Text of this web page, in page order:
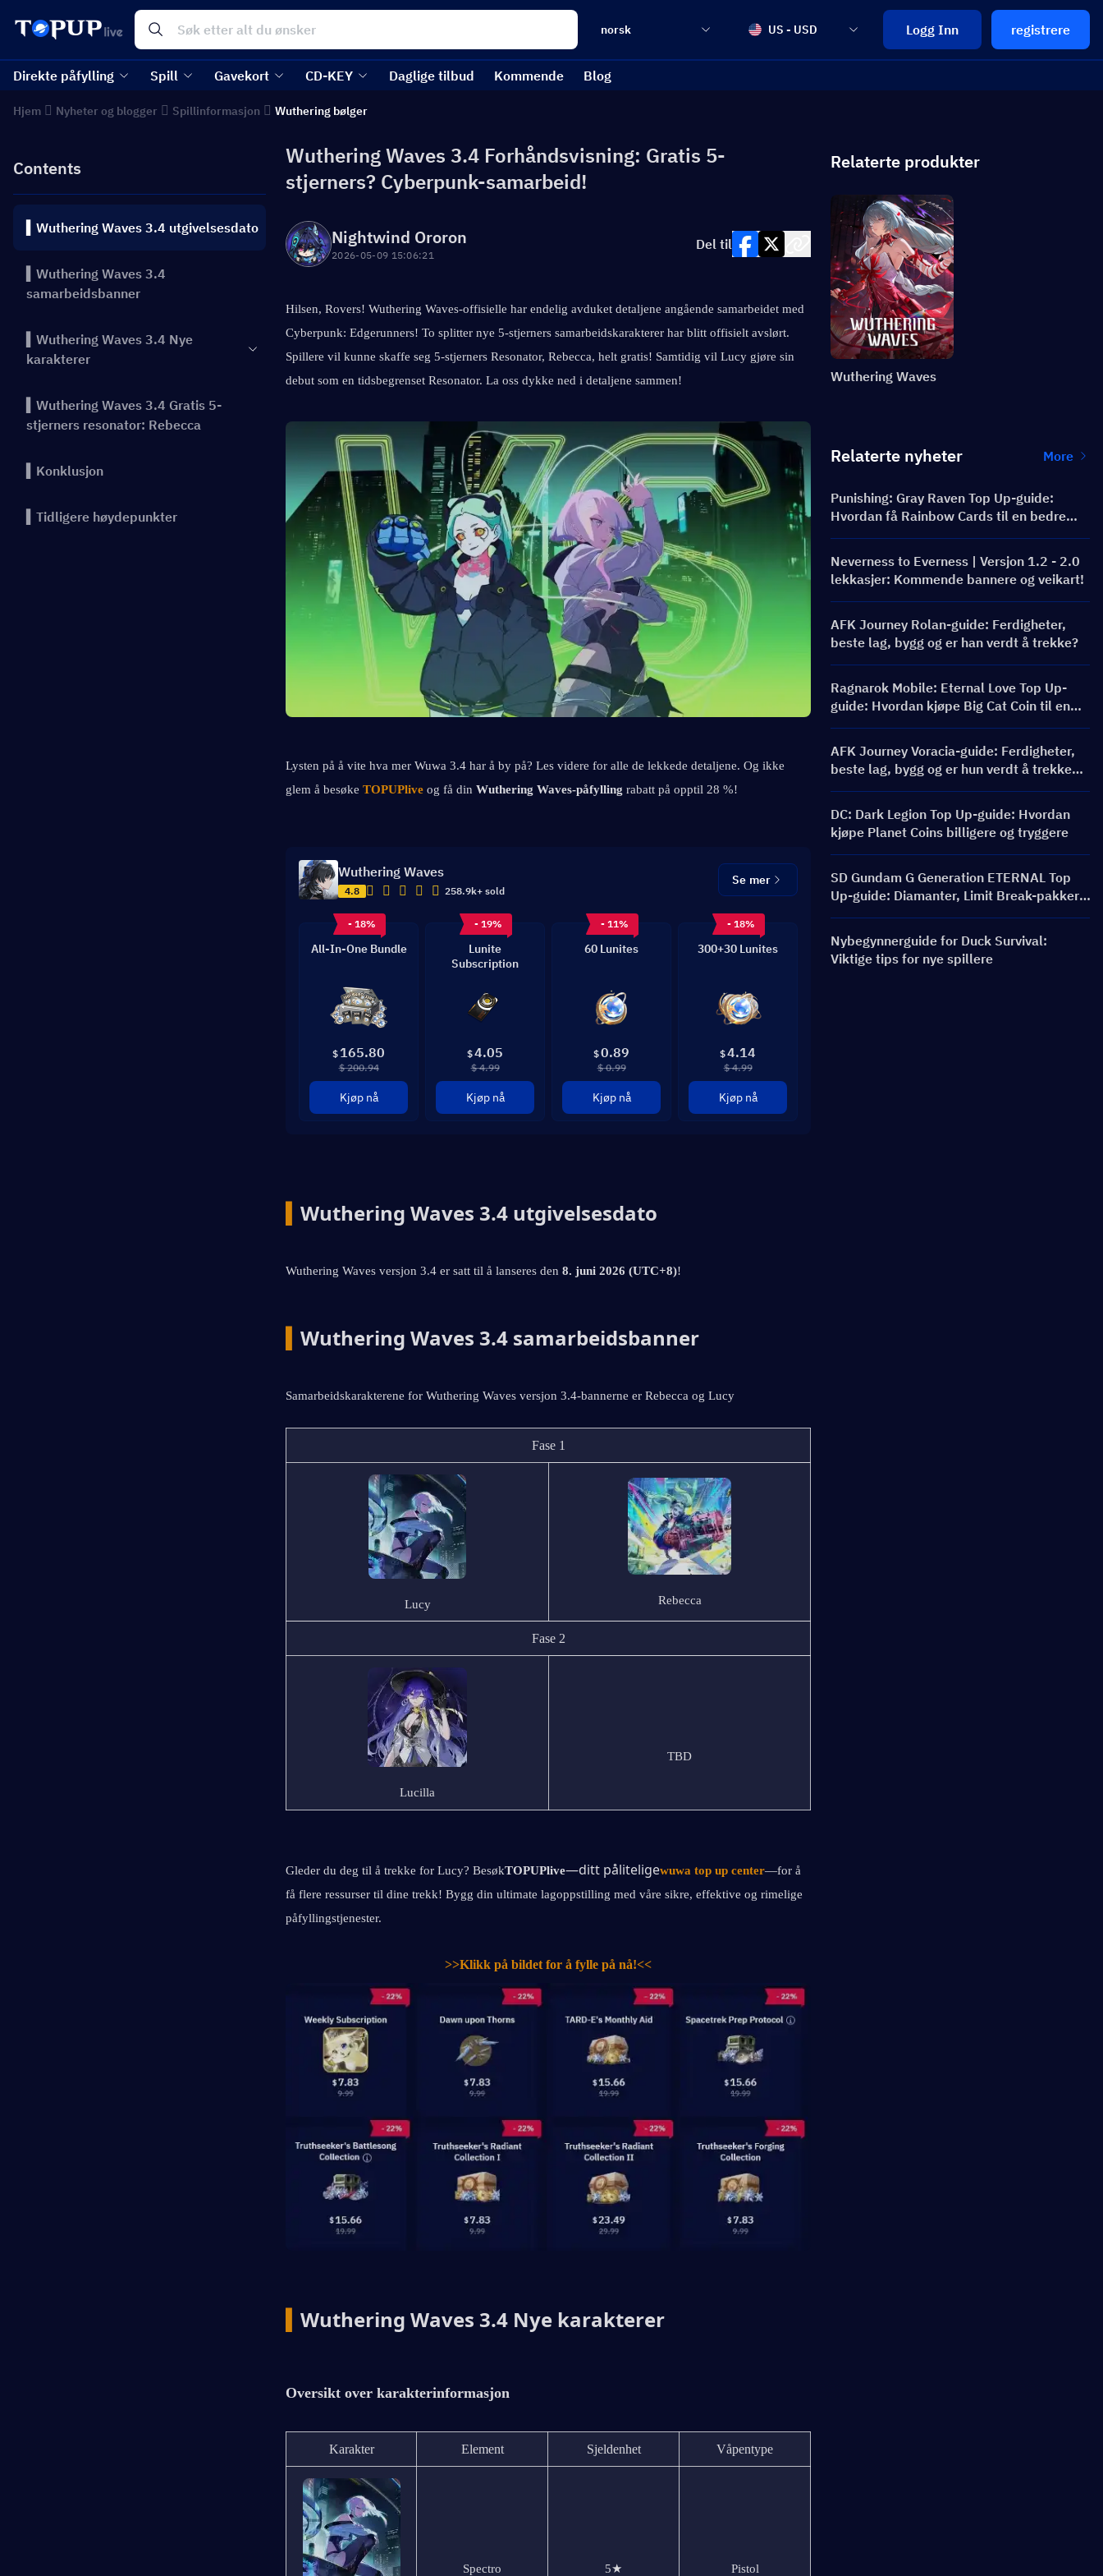
norsk US - USD Logg Inn registrere
Direkte påfylling Spill Gavekort CD-KEY Daglige tilbud Kommende Blog
Hjem Nyheter og blogger Spillinformasjon Wuthering bølger
Contents
▍Wuthering Waves 3.4 utgivelsesdato
▍Wuthering Waves 3.4
samarbeidsbanner
▍Wuthering Waves 3.4 Nye
karakterer
▍Wuthering Waves 3.4 Gratis 5-
stjerners resonator: Rebecca
▍Konklusjon
▍Tidligere høydepunkter
Wuthering Waves 3.4 Forhåndsvisning: Gratis 5-
stjerners? Cyberpunk-samarbeid!
Nightwind Ororon
2026-05-09 15:06:21
Del til
Hilsen, Rovers! Wuthering Waves-offisielle har endelig avduket detaljene angående samarbeidet med
Cyberpunk: Edgerunners! To splitter nye 5-stjerners samarbeidskarakterer har blitt offisielt avslørt.
Spillere vil kunne skaffe seg 5-stjerners Resonator, Rebecca, helt gratis! Samtidig vil Lucy gjøre sin
debut som en tidsbegrenset Resonator. La oss dykke ned i detaljene sammen!
Lysten på å vite hva mer Wuwa 3.4 har å by på? Les videre for alle de lekkede detaljene. Og ikke
glem å besøke TOPUPlive og få din Wuthering Waves-påfylling rabatt på opptil 28 %!
Wuthering Waves
4.8 258.9k+ sold
Se mer
- 18%
All-In-One Bundle
$ 165.80
$ 200.94
Kjøp nå
- 19%
Lunite
Subscription
$4.05
$ 4.99
Kjøp nå
- 11%
60 Lunites
$0.89
$ 0.99
Kjøp nå
- 18%
300+30 Lunites
$4.14
$ 4.99
Kjøp nå
Wuthering Waves 3.4 utgivelsesdato
Wuthering Waves versjon 3.4 er satt til å lanseres den 8. juni 2026 (UTC+8)!
Wuthering Waves 3.4 samarbeidsbanner
Samarbeidskarakterene for Wuthering Waves versjon 3.4-bannerne er Rebecca og Lucy
Fase 1
Lucy Rebecca
Fase 2
Lucilla
TBD
Gleder du deg til å trekke for Lucy? BesøkTOPUPlive—ditt påliteligewuwa top up center—for å
få flere ressurser til dine trekk! Bygg din ultimate lagoppstilling med våre sikre, effektive og rimelige
påfyllingstjenester.
>>Klikk på bildet for å fylle på nå!<<
Wuthering Waves 3.4 Nye karakterer
Oversikt over karakterinformasjon
Karakter Element Sjeldenhet Våpentype
Spectro 5★ Pistol
Relaterte produkter
Wuthering Waves
Relaterte nyheter More
Punishing: Gray Raven Top Up-guide:
Hvordan få Rainbow Cards til en bedre
pris?
Neverness to Everness | Versjon 1.2 - 2.0
lekkasjer: Kommende bannere og veikart!
AFK Journey Rolan-guide: Ferdigheter,
beste lag, bygg og er han verdt å trekke?
Ragnarok Mobile: Eternal Love Top Up-
guide: Hvordan kjøpe Big Cat Coin til en
bedre pris?
AFK Journey Voracia-guide: Ferdigheter,
beste lag, bygg og er hun verdt å trekke
for?
DC: Dark Legion Top Up-guide: Hvordan
kjøpe Planet Coins billigere og tryggere
SD Gundam G Generation ETERNAL Top
Up-guide: Diamanter, Limit Break-pakker,
priser og påfyllingsmetoder
Nybegynnerguide for Duck Survival:
Viktige tips for nye spillere